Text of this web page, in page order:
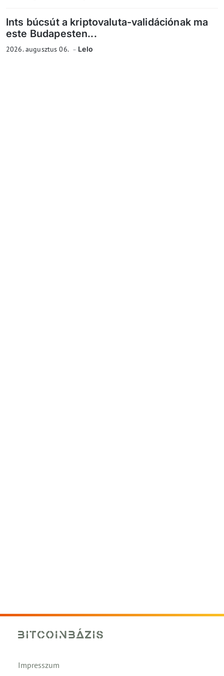
Ints búcsút a kriptovaluta-validációnak ma
este Budapesten...
2026. augusztus 06. Lelo
Impresszum